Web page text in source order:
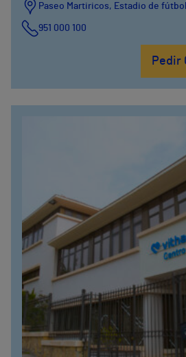
Paseo Martiricos, Estadio de
951 000 100
Pedir